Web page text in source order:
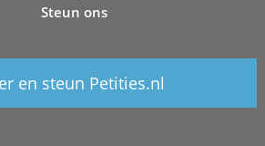
Steun ons
en steun Petities.nl